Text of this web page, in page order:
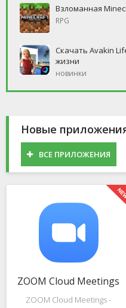
Взломанная
RPG
Скачать Avakin
жизни
новинки
Новые
ВСЕ ПРИЛОЖЕНИЯ
ZOOM Cloud Meetings
ZOOM Cloud Meetings -